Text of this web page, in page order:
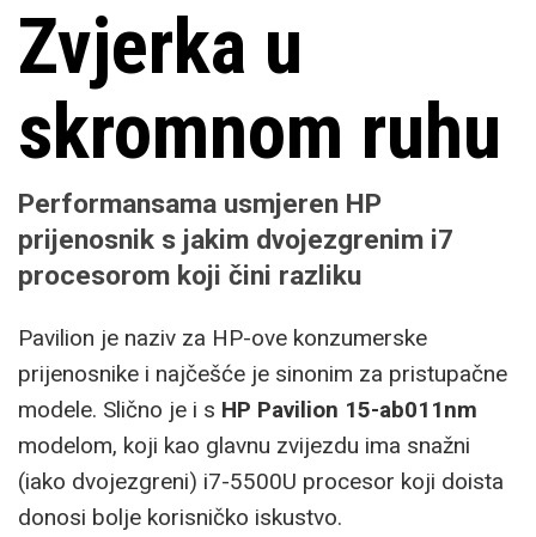
Zvjerka u
skromnom ruhu
Performansama usmjeren HP
prijenosnik s jakim dvojezgrenim i7
procesorom koji čini razliku
Pavilion je naziv za HP-ove konzumerske
prijenosnike i najčešće je sinonim za pristupačne
modele. Slično je i s HP Pavilion 15-ab011nm
modelom, koji kao glavnu zvijezdu ima snažni
(iako dvojezgreni) i7-5500U procesor koji doista
donosi bolje korisničko iskustvo.